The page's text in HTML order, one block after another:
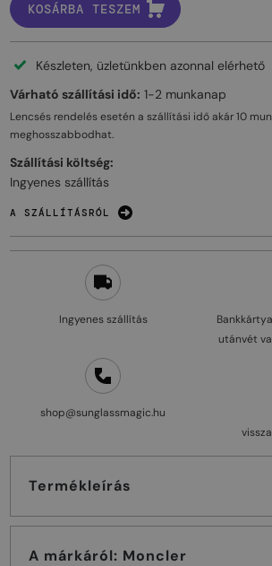
Ingyenes szállítás
utánvét
shop@sunglassmagic.hu
Termékleírás
A márkáról: Moncler
KOSÁRBA TESZEM
Készleten, üzletünkben azonnal elérhető
Várható szállítási idő: 1-2 munkanap
Lencsés rendelés esetén a szállítási idő akár10
meghosszabbodhat.
Szállítási költség:
Ingyenes szállítás
A SZÁLLÍTÁSRÓL